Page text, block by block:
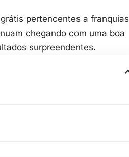
pertencentes a franquias
chegando com uma boa
surpreendentes.